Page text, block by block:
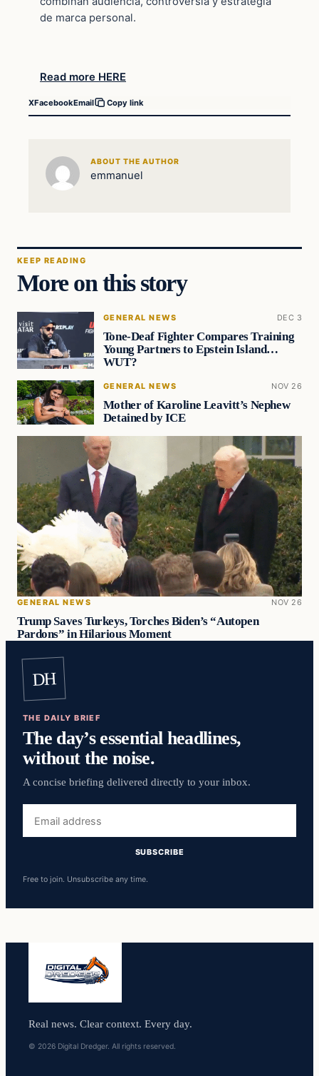
de marca personal.
Read more HERE
XFacebookEmail Copy link
ABOUT THE AUTHOR
emmanuel
KEEP READING
More on this story
GENERAL NEWS DEC 3
Tone-Deaf Fighter Compares Training
Young Partners to Epstein Island…
WUT?
GENERAL NEWS NOV 26
Mother of Karoline Leavitt’s Nephew
Detained by ICE
GENERAL NEWS NOV 26
Trump Saves Turkeys, Torches Biden’s “Autopen
Pardons” in Hilarious Moment
DH
THE DAILY BRIEF
The day’s essential headlines,
without the noise.
A concise briefing delivered directly to your inbox.
address
SUBSCRIBE
Free to join. Unsubscribe any time.
Real news. Clear context. Every day.
© 2026 Digital Dredger. All rights reserved.